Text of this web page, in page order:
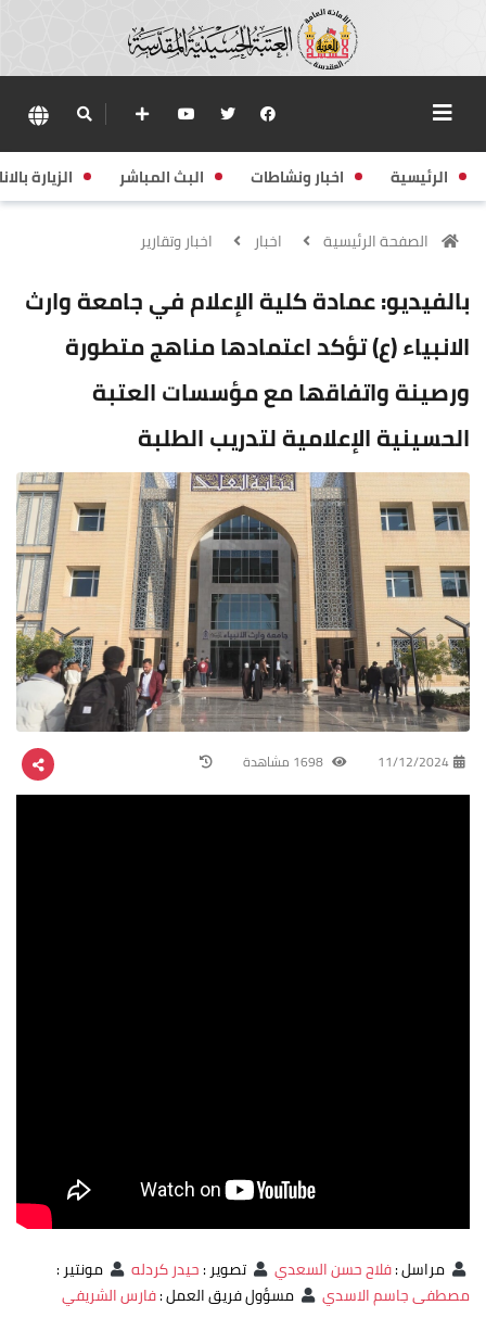
الرئيسية اخبار ونشاطات البث المباشر الزيارة
الصفحة الرئيسية اخبار اخبار وتقارير
بالفيديو: عمادة كلية الإعلام في جامعة وارث
الانبياء (ع) تؤكد اعتمادها مناهج متطورة
ورصينة واتفاقها مع مؤسسات العتبة
الحسينية الإعلامية لتدريب الطلبة
11/12/2024
مراسل:فلاح حسن السعدي تصوير:حيدر كردله مونتير:
مصطفى جاسم الاسدي
مسؤول فريق العمل:فارس الشريفي